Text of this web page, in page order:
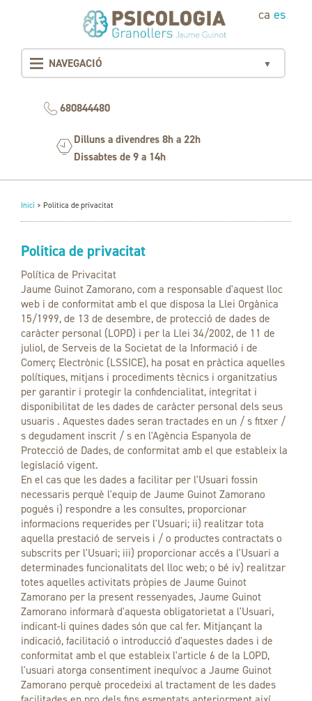
NAVEGACIÓ ▼
caes
680844480
Dilluns a divendres 8h a 22h
Dissabtes de 9 a 14h
Inici > Politica de privacitat
Politica de privacitat
Política de Privacitat
Jaume Guinot Zamorano, com a responsable d'aquest lloc
web i de conformitat amb el que disposa la Llei Orgànica
15/1999, de 13 de desembre, de protecció de dades de
caràcter personal (LOPD) i per la Llei 34/2002, de 11 de
juliol, de Serveis de la Societat de la Informació i de
Comerç Electrònic (LSSICE), ha posat en pràctica aquelles
polítiques, mitjans i procediments tècnics i organitzatius
per garantir i protegir la confidencialitat, integritat i
disponibilitat de les dades de caràcter personal dels seus
usuaris . Aquestes dades seran tractades en un / s fitxer /
s degudament inscrit / s en l'Agència Espanyola de
Protecció de Dades, de conformitat amb el que estableix la
legislació vigent.
En el cas que les dades a facilitar per l'Usuari fossin
necessaris perquè l'equip de Jaume Guinot Zamorano
pogués i) respondre a les consultes, proporcionar
informacions requerides per l'Usuari; ii) realitzar tota
aquella prestació de serveis i / o productes contractats o
subscrits per l'Usuari; iii) proporcionar accés a l'Usuari a
determinades funcionalitats del lloc web; o bé iv) realitzar
totes aquelles activitats pròpies de Jaume Guinot
Zamorano per la present ressenyades, Jaume Guinot
Zamorano informarà d'aquesta obligatorietat a l'Usuari,
indicant-li quines dades són que cal fer. Mitjançant la
indicació, facilitació o introducció d'aquestes dades i de
conformitat amb el que estableix l'article 6 de la LOPD,
l'usuari atorga consentiment inequívoc a Jaume Guinot
Zamorano perquè procedeixi al tractament de les dades